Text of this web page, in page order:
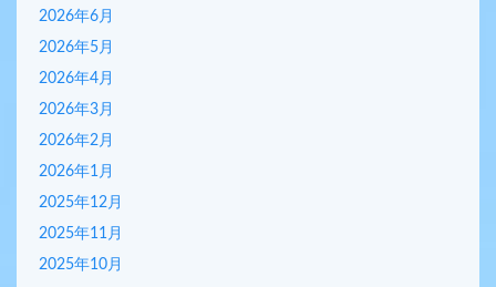
2026年6月
2026年5月
2026年4月
2026年3月
2026年2月
2026年1月
2025年12月
2025年11月
2025年10月